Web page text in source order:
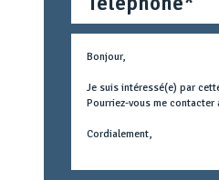
Métier
concerné